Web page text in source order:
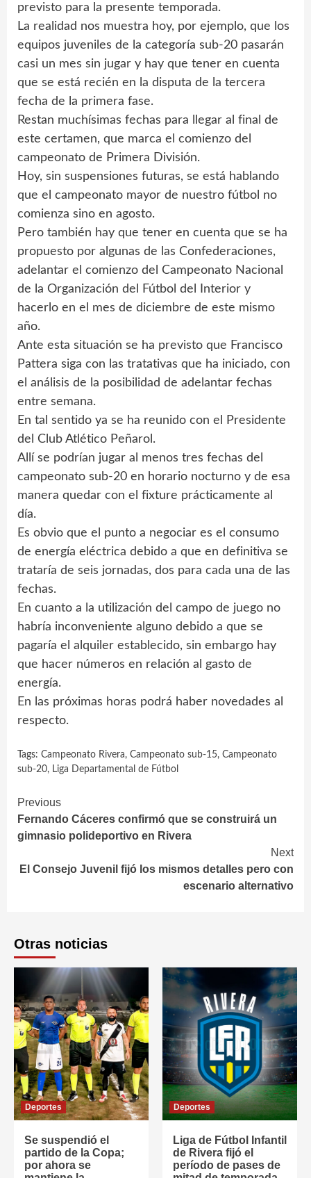
previsto para la presente temporada.
La realidad nos muestra hoy, por ejemplo, que los
equipos juveniles de la categoría sub-20 pasarán
casi un mes sin jugar y hay que tener en cuenta
que se está recién en la disputa de la tercera
fecha de la primera fase.
Restan muchísimas fechas para llegar al final de
este certamen, que marca el comienzo del
campeonato de Primera División.
Hoy, sin suspensiones futuras, se está hablando
que el campeonato mayor de nuestro fútbol no
comienza sino en agosto.
Pero también hay que tener en cuenta que se ha
propuesto por algunas de las Confederaciones,
adelantar el comienzo del Campeonato Nacional
de la Organización del Fútbol del Interior y
hacerlo en el mes de diciembre de este mismo
año.
Ante esta situación se ha previsto que Francisco
Pattera siga con las tratativas que ha iniciado, con
el análisis de la posibilidad de adelantar fechas
entre semana.
En tal sentido ya se ha reunido con el Presidente
del Club Atlético Peñarol.
Allí se podrían jugar al menos tres fechas del
campeonato sub-20 en horario nocturno y de esa
manera quedar con el fixture prácticamente al
día.
Es obvio que el punto a negociar es el consumo
de energía eléctrica debido a que en definitiva se
trataría de seis jornadas, dos para cada una de las
fechas.
En cuanto a la utilización del campo de juego no
habría inconveniente alguno debido a que se
pagaría el alquiler establecido, sin embargo hay
que hacer números en relación al gasto de
energía.
En las próximas horas podrá haber novedades al
respecto.
Tags: Campeonato Rivera, Campeonato sub-15, Campeonato
sub-20, Liga Departamental de Fútbol
Continue
Reading
Previous
Fernando Cáceres confirmó que se construirá un
gimnasio polideportivo en Rivera
Next
El Consejo Juvenil fijó los mismos detalles pero con
escenario alternativo
Otras noticias
Deportes
Se suspendió el
partido de la Copa;
por ahora se
Deportes
Liga de Fútbol Infantil
de Rivera fijó el
período de pases de